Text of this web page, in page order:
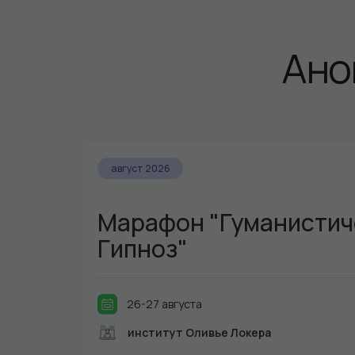
Марафон
Гипноз"
август 2026
26-27 августа
институт Оливье Локера